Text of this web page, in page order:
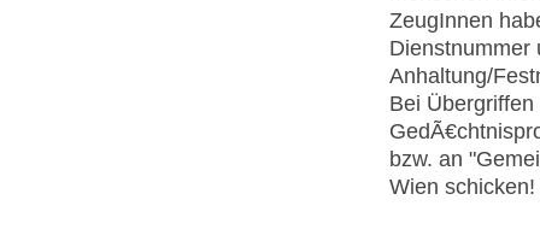
ZeugInnen
Dienstnummer
Anhaltung/
Bei
bzw. an
Wien schicken!